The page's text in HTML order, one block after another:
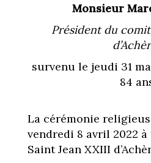
Monsieur
Président du
survenu le jeudi 31
84
La cérémonie
vendredi 8 avril 2022 à
Saint Jean XXIII